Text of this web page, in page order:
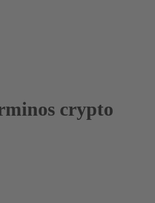
crypto